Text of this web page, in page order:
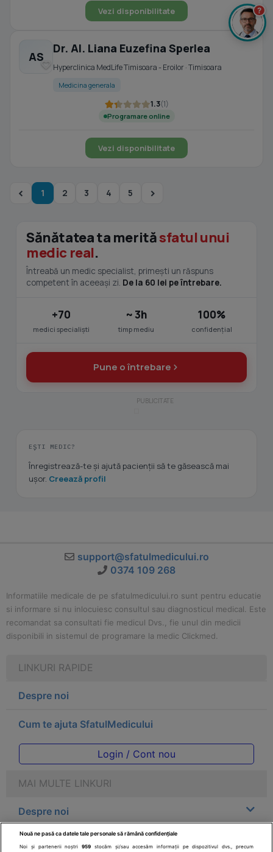
Vezi disponibilitate
AS
Dr. Al. Liana Euzefina Sperlea
Hyperclinica MedLife Timisoara - Eroilor · Timisoara
Medicina generala
1.3(1)
Programare online
Vezi disponibilitate
1 2 3 4 5
Sănătatea ta merităsfatul unui
medic real.
Întreabă un medic specialist, primești un răspuns
competent în aceeași zi. De la 60 lei pe întrebare.
+70
medici specialiști
~ 3h
timp mediu
100%
confidențial
Pune o întrebare
EȘTI MEDIC?
Înregistrează-te și ajută pacienții să te găsească mai
ușor. Creează profil
support@sfatulmedicului.ro
0374 109 268
Informatiile medicale de pe sfatulmedicului.ro sunt pentru educatie
si informare si nu inlocuiesc consultul sau diagnosticul medical. Este
recomandat sa consultati fie medicul Dvs., fie unul din medicii
disponibili in sistemul de programare la medic Clickmed.
LINKURI RAPIDE
Despre noi
Cum te ajuta SfatulMedicului
Login / Cont nou
MAI MULTE LINKURI
Despre noi
Legal
?
Nouă ne pasă ca datele tale personale să rămână confidențiale
Noi și partenerii noștri959 stocăm și/sau accesăm informații pe dispozitivul dvs., precum